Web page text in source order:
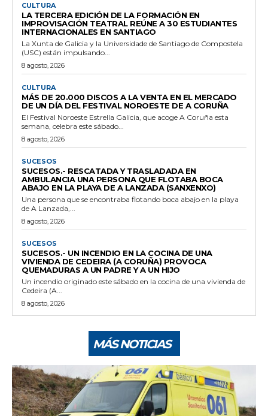
CULTURA
LA TERCERA EDICIÓN DE LA FORMACIÓN EN
IMPROVISACIÓN TEATRAL REÚNE A 30 ESTUDIANTES
INTERNACIONALES EN SANTIAGO
La Xunta de Galicia y la Universidade de Santiago de Compostela
(USC) están impulsando...
8 agosto, 2026
CULTURA
MÁS DE 20.000 DISCOS A LA VENTA EN EL MERCADO
DE UN DÍA DEL FESTIVAL NOROESTE DE A CORUÑA
El Festival Noroeste Estrella Galicia, que acoge A Coruña esta
semana, celebra este sábado...
8 agosto, 2026
SUCESOS
SUCESOS.- RESCATADA Y TRASLADADA EN
AMBULANCIA UNA PERSONA QUE FLOTABA BOCA
ABAJO EN LA PLAYA DE A LANZADA (SANXENXO)
Una persona que se encontraba flotando boca abajo en la playa
de A Lanzada,...
8 agosto, 2026
SUCESOS
SUCESOS.- UN INCENDIO EN LA COCINA DE UNA
VIVIENDA DE CEDEIRA (A CORUÑA) PROVOCA
QUEMADURAS A UN PADRE Y A UN HIJO
Un incendio originado este sábado en la cocina de una vivienda de
Cedeira (A...
8 agosto, 2026
MÁS NOTICIAS